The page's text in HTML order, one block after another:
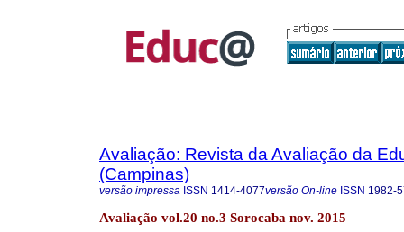
Avaliação: Revista da Avaliação da
(Campinas)
versão impressa ISSN 1414-4077versão On-line ISSN 1982-
Avaliação vol.20 no.3 Sorocaba nov. 2015